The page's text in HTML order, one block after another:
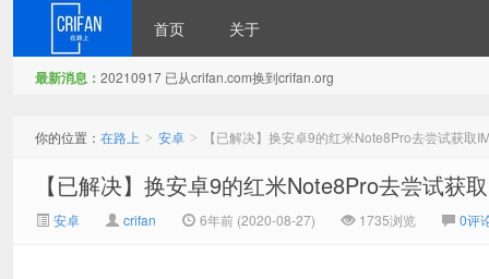
首页 关于
最新消息： 20210917 已从crifan.com换到crifan.org
你的位置： 在路上 > 安卓 > 【已解决】换安卓9的红米Note8Pro去尝试获取
【已解决】换安卓9的红米Note8Pro去尝试获
安卓 crifan 6年前 (2020-08-27) 1735浏览 0评